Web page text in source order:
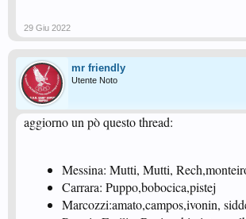
29 Giu 2022
mr friendly
Utente Noto
aggiorno un pò questo thread:
Messina: Mutti, Mutti,
Carrara: Puppo,bobocica,pistej
Marcozzi:amato,campos,ivonin,